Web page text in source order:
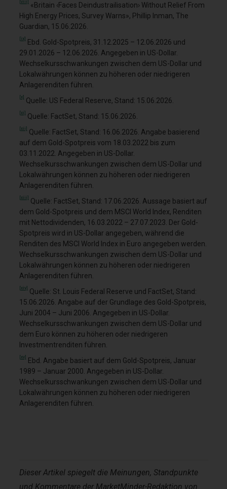
[viii]«Britain ‹Faces Deindustrailisation› Without Relief From
High Energy Prices, Survey Warns», Phillip Inman, The
Guardian, 15.06.2026.
[ix]Ebd. Gold-Spotpreis, 31.12.2025 – 12.06.2026 und
29.01.2026 – 12.06.2026. Angegeben in US-Dollar.
Wechselkursschwankungen zwischen dem US-Dollar und
Lokalwährungen können zu höheren oder niedrigeren
Anlagerenditen führen.
[x]Quelle: US Federal Reserve, Stand: 15.06.2026.
[xi]Quelle: FactSet, Stand: 15.06.2026.
[xii]Quelle: FactSet, Stand: 16.06.2026. Angabe basierend
auf dem Gold-Spotpreis vom 18.03.2022 bis zum
03.11.2022. Angegeben in US-Dollar.
Wechselkursschwankungen zwischen dem US-Dollar und
Lokalwährungen können zu höheren oder niedrigeren
Anlagerenditen führen.
[xiii]Quelle: FactSet, Stand: 17.06.2026. Aussage basiert auf
dem Gold-Spotpreis und dem MSCI World Index, Renditen
mit Nettodividenden, 16.03.2022 – 27.07.2023. Der Gold-
Spotpreis wird in US-Dollar angegeben, während die
Renditen des MSCI World Index in Euro angegeben werden.
Wechselkursschwankungen zwischen dem US-Dollar und
Lokalwährungen können zu höheren oder niedrigeren
Anlagerenditen führen.
[xiv]Quelle: St. Louis Federal Reserve und FactSet, Stand:
15.06.2026. Angabe auf der Grundlage des Gold-Spotpreis,
Juni 2004 – Juni 2006. Angegeben in US-Dollar.
Wechselkursschwankungen zwischen dem US-Dollar und
dem Euro können zu höheren oder niedrigeren
Investmentrenditen führen.
[xv]Ebd. Angabe basiert auf dem Gold-Spotpreis, Januar
1989 – Januar 2000. Angegeben in US-Dollar.
Wechselkursschwankungen zwischen dem US-Dollar und
Lokalwährungen können zu höheren oder niedrigeren
Anlagerenditen führen.
Dieser Artikel spiegelt die Meinungen, Standpunkte
und Kommentare der MarketMinder-Redaktion von